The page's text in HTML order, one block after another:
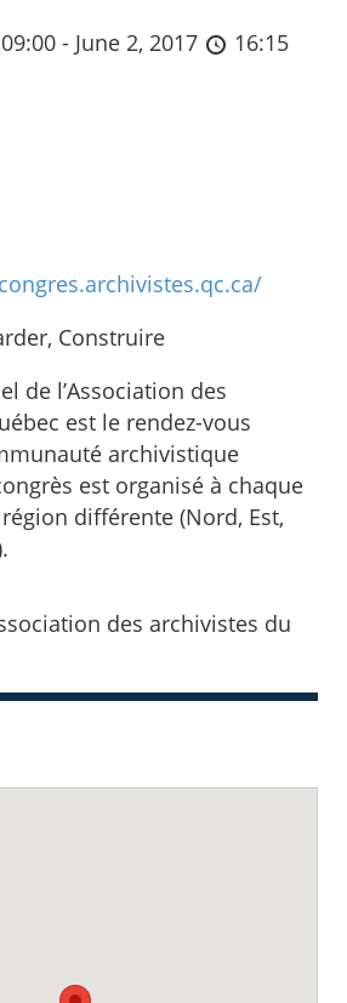
09:00 - June 2, 2017 16:15
Construire
de l’Association des
est le rendez-vous
archivistique
est organisé à chaque
différente (Nord, Est,